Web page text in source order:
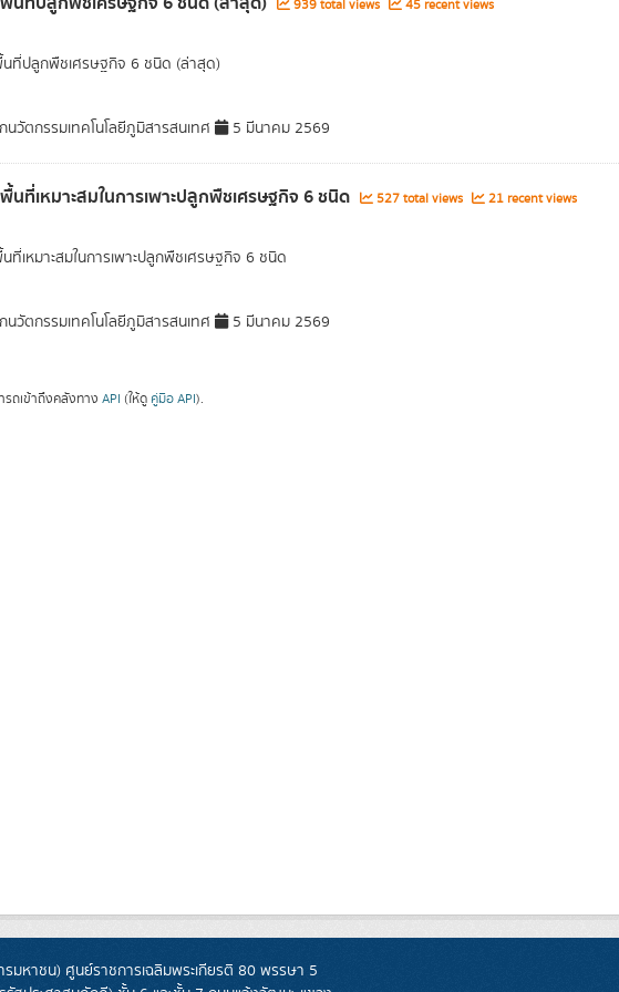
939 total views 45 recent views
ที่ปลูกพืชเศรษฐกิจ 6 ชนิด (ล่าสุด)
วัตกรรมเทคโนโลยีภูมิสารสนเทศ 5 มีนาคม 2569
ที่เหมาะสมในการเพาะปลูกพืชเศรษฐกิจ 6 ชนิด 527 total views 21 recent views
ที่เหมาะสมในการเพาะปลูกพืชเศรษฐกิจ 6 ชนิด
วัตกรรมเทคโนโลยีภูมิสารสนเทศ 5 มีนาคม 2569
ถเข้าถึงคลังทาง API (ให้ดู คู่มือ API).
มหาชน) ศูนย์ราชการเฉลิมพระเกียรติ 80 พรรษา 5